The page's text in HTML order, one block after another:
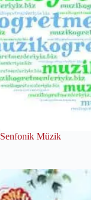
Senfonik Müzik